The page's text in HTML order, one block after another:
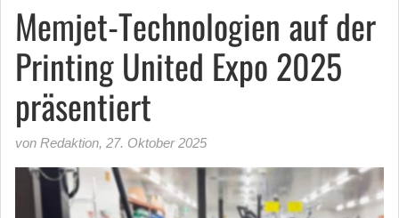
Memjet-Technologien auf der
Printing United Expo 2025
präsentiert
von Redaktion, 27. Oktober 2025